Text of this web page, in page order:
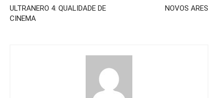
ULTRANERO 4: QUALIDADE DE
CINEMA
NOVOS ARES